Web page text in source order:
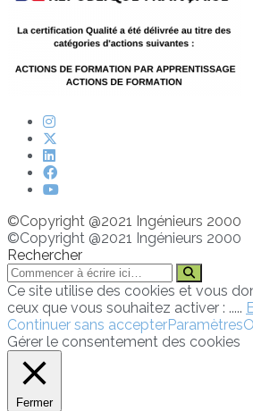
©Copyright @2021 Ingénieurs 2000
©Copyright @2021 Ingénieurs 2000
Rechercher
Ce site utilise des cookies et vous
ceux que vous souhaitez activer : .....
Continuer sans accepterParamètres
Gérer le consentement des cookies
Fermer